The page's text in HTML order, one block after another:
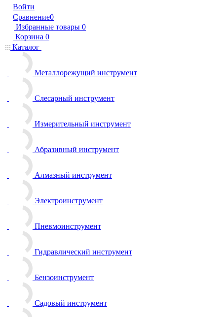
Войти
Сравнение0
Избранные товары 0
Корзина 0
Каталог
Металлорежущий инструмент
Слесарный инструмент
Измерительный инструмент
Абразивный инструмент
Алмазный инструмент
Электроинструмент
Пневмоинструмент
Гидравлический инструмент
Бензоинструмент
Садовый инструмент